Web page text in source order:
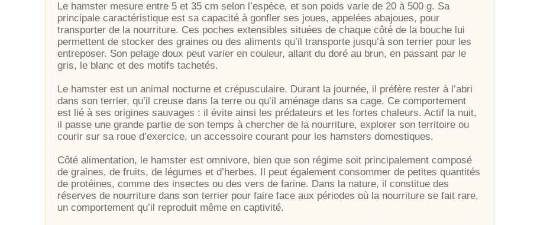
Le hamster mesure entre 5 et 35 cm selon l’espèce, et son poids varie de 20 à 500 g. Sa
principale caractéristique est sa capacité à gonfler ses joues, appelées abajoues, pour
transporter de la nourriture. Ces poches extensibles situées de chaque côté de la bouche lui
permettent de stocker des graines ou des aliments qu’il transporte jusqu’à son terrier pour les
entreposer. Son pelage doux peut varier en couleur, allant du doré au brun, en passant par le
gris, le blanc et des motifs tachetés.
Le hamster est un animal nocturne et crépusculaire. Durant la journée, il préfère rester à l’abri
dans son terrier, qu’il creuse dans la terre ou qu’il aménage dans sa cage. Ce comportement
est lié à ses origines sauvages : il évite ainsi les prédateurs et les fortes chaleurs. Actif la nuit,
il passe une grande partie de son temps à chercher de la nourriture, explorer son territoire ou
courir sur sa roue d’exercice, un accessoire courant pour les hamsters domestiques.
Côté alimentation, le hamster est omnivore, bien que son régime soit principalement composé
de graines, de fruits, de légumes et d’herbes. Il peut également consommer de petites quantités
de protéines, comme des insectes ou des vers de farine. Dans la nature, il constitue des
réserves de nourriture dans son terrier pour faire face aux périodes où la nourriture se fait rare,
un comportement qu’il reproduit même en captivité.